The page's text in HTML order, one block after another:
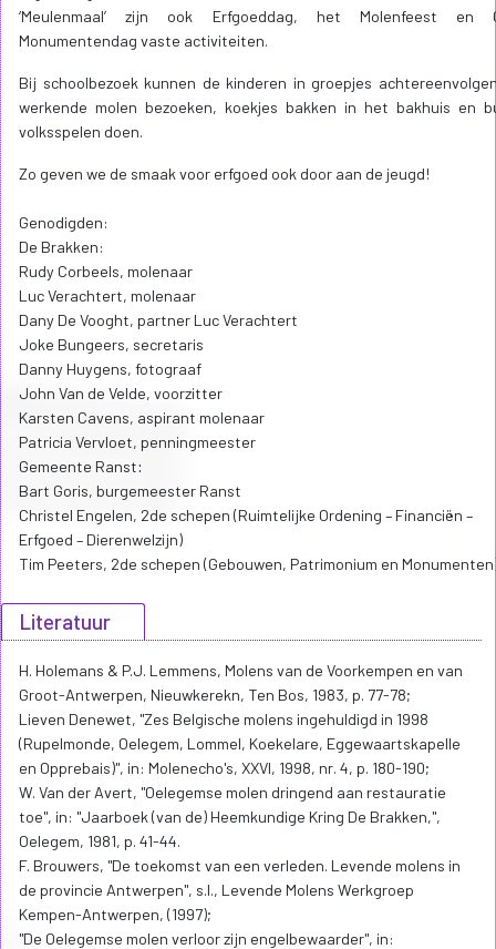
‘Meulenmaal’ zijn ook Erfgoeddag, het Molenfeest en
Monumentendag vaste activiteiten.
Bij schoolbezoek kunnen de kinderen in groepjes
werkende molen bezoeken, koekjes bakken in het bakhuis en
volksspelen doen.
Zo geven we de smaak voor erfgoed ook door aan de jeugd!
Genodigden:
De Brakken:
Rudy Corbeels, molenaar
Luc Verachtert, molenaar
Dany De Vooght, partner Luc Verachtert
Joke Bungeers, secretaris
Danny Huygens, fotograaf
John Van de Velde, voorzitter
Karsten Cavens, aspirant molenaar
Patricia Vervloet, penningmeester
Gemeente Ranst:
Bart Goris, burgemeester Ranst
Christel Engelen, 2de schepen (Ruimtelijke Ordening – Financiën –
Erfgoed – Dierenwelzijn)
Tim Peeters, 2de schepen (Gebouwen, Patrimonium en
Literatuur
H. Holemans & P.J. Lemmens, Molens van de Voorkempen en van
Groot-Antwerpen, Nieuwkerekn, Ten Bos, 1983, p. 77-78;
Lieven Denewet, "Zes Belgische molens ingehuldigd in 1998
(Rupelmonde, Oelegem, Lommel, Koekelare, Eggewaartskapelle
en Opprebais)", in: Molenecho's, XXVI, 1998, nr. 4, p. 180-190;
W. Van der Avert, "Oelegemse molen dringend aan restauratie
toe", in: "Jaarboek (van de) Heemkundige Kring De Brakken,",
Oelegem, 1981, p. 41-44.
F. Brouwers, "De toekomst van een verleden. Levende molens in
de provincie Antwerpen", s.l., Levende Molens Werkgroep
Kempen-Antwerpen, (1997);
"De Oelegemse molen verloor zijn engelbewaarder", in: